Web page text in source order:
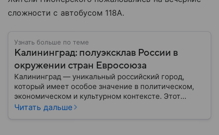
сложности с автобусом 118А.
Узнать больше по теме
Калининград: полуэксклав России в
окружении стран Евросоюза
Калининград — уникальный российский город,
который имеет особое значение в политическом,
экономическом и культурном контексте. Этот
город, расположенный в самом сердце Европы,
Читать дальше